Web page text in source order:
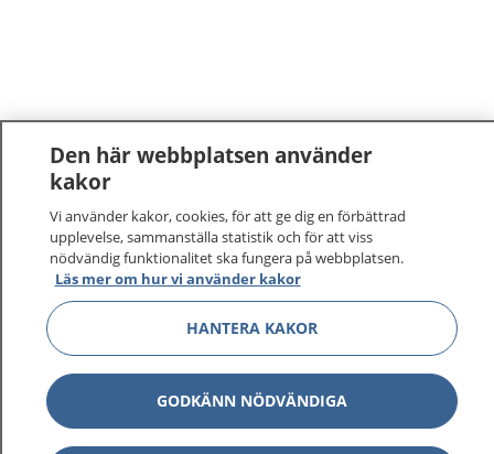
Den här webbplatsen använder
kakor
Vi använder kakor, cookies, för att ge dig en förbättrad
upplevelse, sammanställa statistik och för att viss
nödvändig funktionalitet ska fungera på webbplatsen.
Läs mer om hur vi använder kakor
HANTERA KAKOR
GODKÄNN NÖDVÄNDIGA